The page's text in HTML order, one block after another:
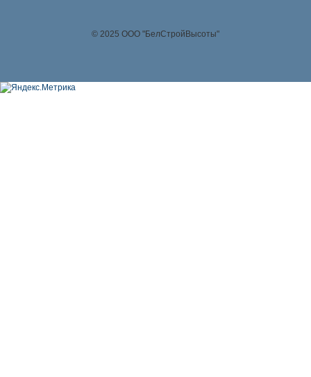
© 2025 ООО "БелСтройВысоты"